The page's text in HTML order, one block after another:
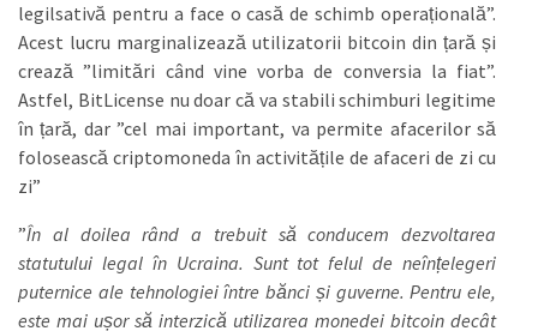
legilsativă pentru a face o casă de schimb operațională”.
Acest lucru marginalizează utilizatorii bitcoin din țară și
crează ”limitări când vine vorba de conversia la fiat”.
Astfel, BitLicense nu doar că va stabili schimburi legitime
în țară, dar ”cel mai important, va permite afacerilor să
folosească criptomoneda în activitățile de afaceri de zi cu
zi”
”În al doilea rând a trebuit să conducem dezvoltarea
statutului legal în Ucraina. Sunt tot felul de neînțelegeri
puternice ale tehnologiei între bănci și guverne. Pentru ele,
este mai ușor să interzică utilizarea monedei bitcoin decât